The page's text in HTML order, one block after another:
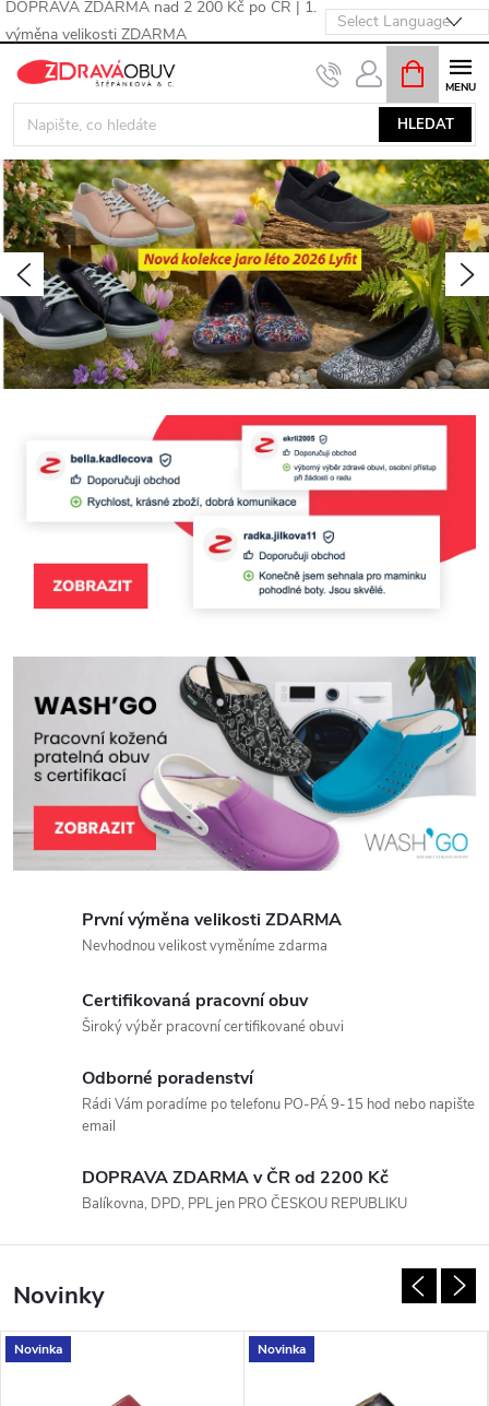
DOPRAVA ZDARMA nad 2 200 Kč po ČR | 1.
výměna velikosti ZDARMA
Přejít
obsah
HLEDAT
NÁKUPNÍ
KOŠÍK
V
í
t
e
j
h
u
Z
u
v
Š
Předchozí
První výměna velikosti ZDARMA
Nevhodnou velikost vyměníme zdarma
Certifikovaná pracovní obuv
Široký výběr pracovní certifikované obuvi
Odborné poradenství
Rádi Vám poradíme po telefonu PO-PÁ 9-15 hod nebo napište
email
DOPRAVA ZDARMA v ČR od 2200 Kč
Balíkovna, DPD, PPL jen PRO ČESKOU REPUBLIKU
Novinky
Novinka Novinka